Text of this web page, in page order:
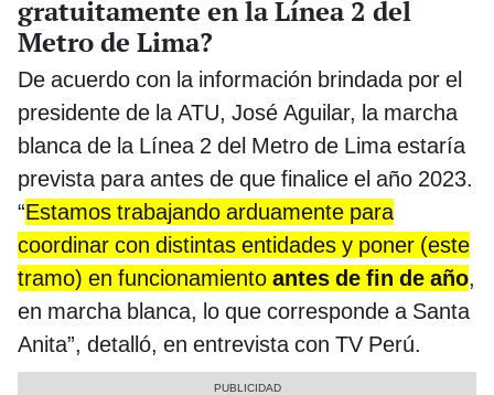
gratuitamente en la Línea 2 del
Metro de Lima?
De acuerdo con la información brindada por el
presidente de la ATU, José Aguilar, la marcha
blanca de la Línea 2 del Metro de Lima estaría
prevista para antes de que finalice el año 2023.
“Estamos trabajando arduamente para
coordinar con distintas entidades y poner (este
tramo) en funcionamiento antes de fin de año,
en marcha blanca, lo que corresponde a Santa
Anita”, detalló, en entrevista con TV Perú.